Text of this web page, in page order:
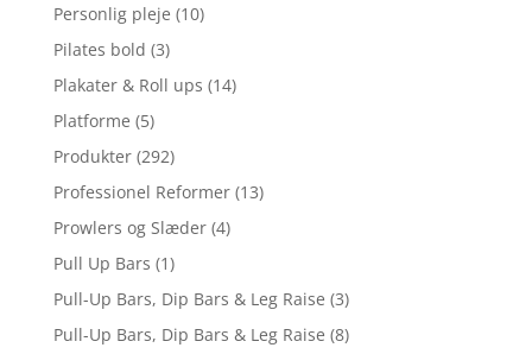
Personlig pleje (10)
Pilates bold (3)
Plakater & Roll ups (14)
Platforme (5)
Produkter (292)
Professionel Reformer (13)
Prowlers og Slæder (4)
Pull Up Bars (1)
Pull-Up Bars, Dip Bars & Leg Raise (3)
Pull-Up Bars, Dip Bars & Leg Raise (8)